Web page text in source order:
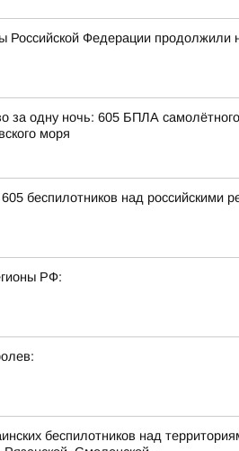
Федерации продолжили
за одну ночь: 605 БПЛА
моря
беспилотников над российскими
РФ:
беспилотников над